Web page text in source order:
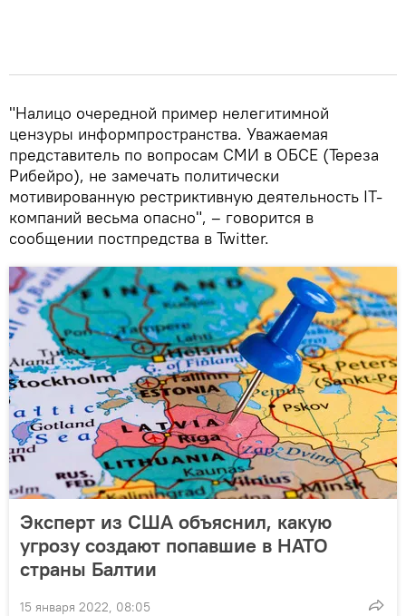
"Налицо очередной пример нелегитимной
цензуры информпространства. Уважаемая
представитель по вопросам СМИ в ОБСЕ (Тереза
Рибейро), не замечать политически
мотивированную рестриктивную деятельность IT-
компаний весьма опасно", – говорится в
сообщении постпредства в Twitter.
Эксперт из США объяснил, какую
угрозу создают попавшие в НАТО
страны Балтии
15 января 2022, 08:05